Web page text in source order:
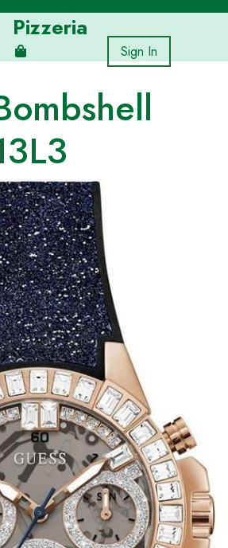
Pizzeria
Sign In